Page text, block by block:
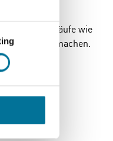
Abläufe wie
zu machen.